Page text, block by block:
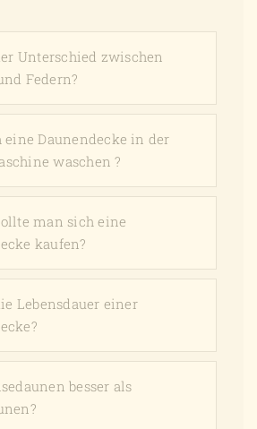
Unterschied zwischen
Federn?
Daunendecke in der
waschen ?
man sich eine
kaufen?
Lebensdauer einer
besser als